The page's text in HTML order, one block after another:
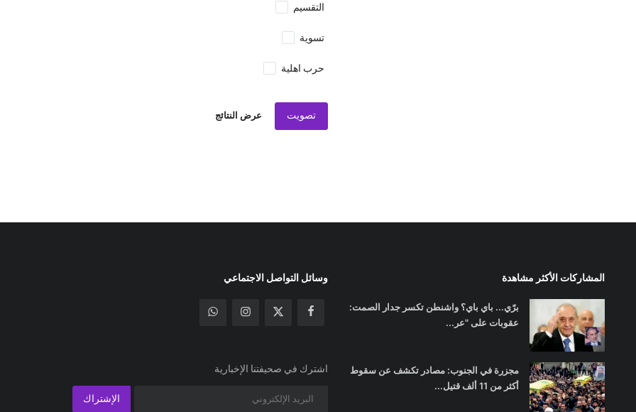
التقسيم
تسوية
حرب اهلية
تصويت عرض النتائج
المشاركات الأكثر مشاهدة
برّي... باي باي؟ واشنطن تكسر جدار الصمت:
عقوبات على "عر...
مجزرة في الجنوب: مصادر تكشف عن سقوط
أكثر من 11 ألف قتيل...
وسائل التواصل الاجتماعي
اشترك في صحيفتنا الإخبارية
الإشتراك